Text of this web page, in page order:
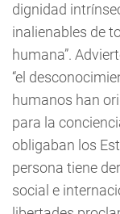
dignidad
inalienables de
humana”.
“el
humanos han
para la
obligaban los
persona tiene
social e